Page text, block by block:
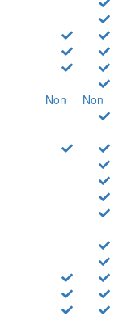
Non Non